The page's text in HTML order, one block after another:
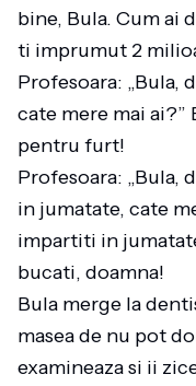
bine, Bula. Cum ai
ti imprumut 2
Profesoara: „Bula,
cate mere mai ai?”
pentru furt!
Profesoara: „Bula,
in jumatate, cate
impartiti in
bucati, doamna!
Bula merge la
masea de nu pot
examineaza si ii